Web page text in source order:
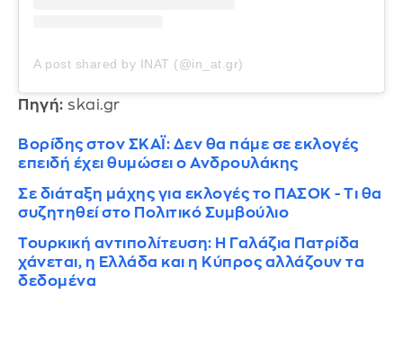
A post shared by INAT (@in_at.gr)
Πηγή: skai.gr
Βορίδης στον ΣΚΑΪ: Δεν θα πάμε σε εκλογές
επειδή έχει θυμώσει ο Ανδρουλάκης
Σε διάταξη μάχης για εκλογές το ΠΑΣΟΚ - Τι θα
συζητηθεί στο Πολιτικό Συμβούλιο
Τουρκική αντιπολίτευση: Η Γαλάζια Πατρίδα
χάνεται, η Ελλάδα και η Κύπρος αλλάζουν τα
δεδομένα